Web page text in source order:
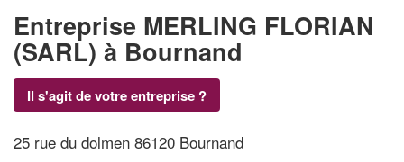
Entreprise MERLING FLORIAN
(SARL) à Bournand
Il s'agit de votre entreprise ?
25 rue du dolmen 86120 Bournand